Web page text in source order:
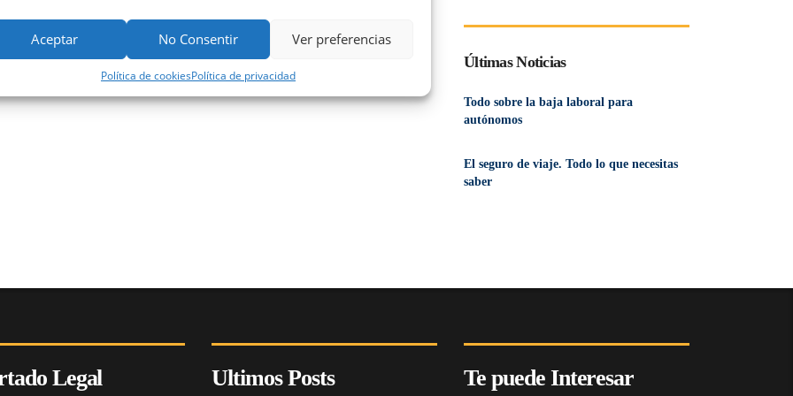
Aceptar No Consentir Ver preferencias
Política de cookiesPolítica de privacidad
Últimas Noticias
Todo sobre la baja laboral para
autónomos
El seguro de viaje. Todo lo que necesitas
saber
Legal Ultimos Posts Te puede Interesar